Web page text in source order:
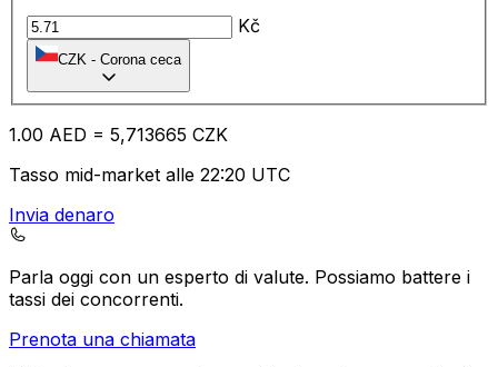
Kč
CZK - Corona ceca
1.00 AED = 5,713665 CZK
Tasso mid-market alle 22:20 UTC
Invia denaro
Parla oggi con un esperto di valute. Possiamo battere i
tassi dei concorrenti.
Prenota una chiamata